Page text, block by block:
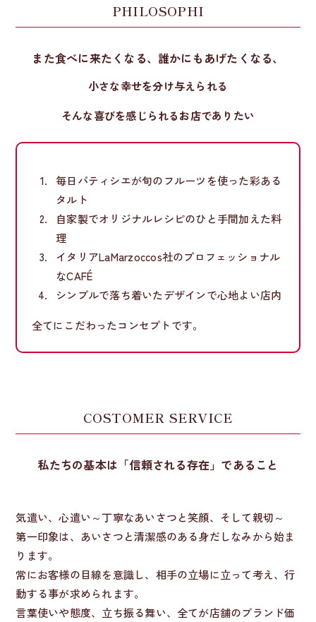
PHILOSOPHI
また食べに来たくなる、誰かにもあげたくなる、
小さな幸せを分け与えられる
そんな喜びを感じられるお店でありたい
毎日パティシエが旬のフルーツを使った彩ある
タルト
自家製でオリジナルレシピのひと手間加えた料
理
イタリアLaMarzoccos社のプロフェッショナル
なCAFÉ
シンプルで落ち着いたデザインで心地よい店内
全てにこだわったコンセプトです。
COSTOMER SERVICE
私たちの基本は「信頼される存在」であること
気遣い、心遣い～丁寧なあいさつと笑顔、そして親切～
第一印象は、あいさつと清潔感のある身だしなみから始ま
ります。
常にお客様の目線を意識し、相手の立場に立って考え、行
動する事が求められます。
言葉使いや態度、立ち振る舞い、全てが店舗のブランド価